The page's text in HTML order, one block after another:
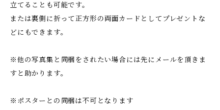
立てることも可能です。
または裏側に折って正方形の両面カードとしてプレゼントな
どにもできます。
※他の写真集と同梱をされたい場合には先にメールを頂きま
すと助かります。
※ポスターとの同梱は不可となります